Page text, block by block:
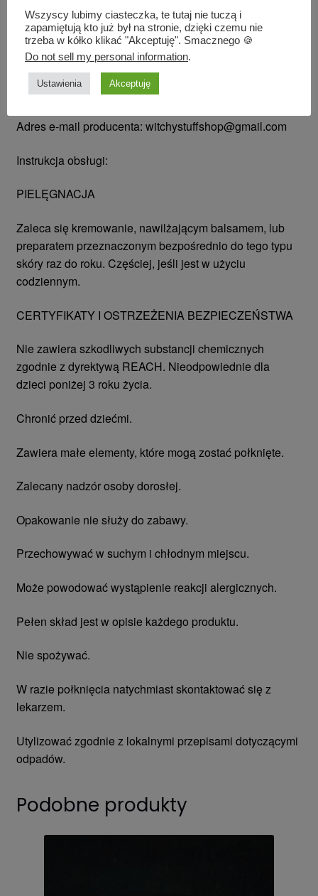
Szczegółowe informacje o produkcie
Nazwa producenta: Witchy Stuff – Vivien Bone
Adres producenta: ul. Ogińskiego 1, Warszawa
Adres e-mail producenta: witchystuffshop@gmail.com
Instrukcja obsługi:
PIELĘGNACJA
Zaleca się kremowanie, nawilżającym balsamem, lub
preparatem przeznaczonym bezpośrednio do tego typu
skóry raz do roku. Częściej, jeśli jest w użyciu
codziennym.
CERTYFIKATY I OSTRZEŻENIA BEZPIECZEŃSTWA
Nie zawiera szkodliwych substancji chemicznych
zgodnie z dyrektywą REACH. Nieodpowiednie dla
dzieci poniżej 3 roku życia.
Chronić przed dziećmi.
Zawiera małe elementy, które mogą zostać połknięte.
Zalecany nadzór osoby dorosłej.
Opakowanie nie służy do zabawy.
Przechowywać w suchym i chłodnym miejscu.
Może powodować wystąpienie reakcji alergicznych.
Pełen skład jest w opisie każdego produktu.
Nie spożywać.
W razie połknięcia natychmiast skontaktować się z
lekarzem.
Utylizować zgodnie z lokalnymi przepisami dotyczącymi
odpadów.
Podobne produkty
Wszyscy lubimy ciasteczka, te tutaj nie tuczą i
zapamiętują kto już był na stronie, dzięki czemu nie
trzeba w kółko klikać "Akceptuję". Smacznego 🍪
Do not sell my personal information.
Ustawienia Akceptuję